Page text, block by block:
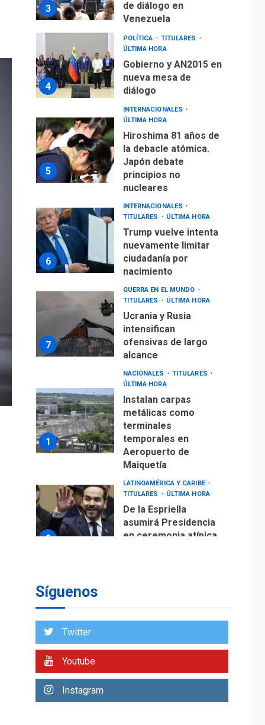
3
de diálogo en
Venezuela
4
POLÍTICA
TITULARES
ÚLTIMA HORA
Gobierno y AN2015 en
nueva mesa de
diálogo
5
INTERNACIONALES
ÚLTIMA HORA
Hiroshima 81 años de
la debacle atómica.
Japón debate
principios no
nucleares
6
INTERNACIONALES
TITULARES
ÚLTIMA HORA
Trump vuelve intenta
nuevamente limitar
ciudadanía por
nacimiento
7
GUERRA EN EL MUNDO
TITULARES
ÚLTIMA HORA
Ucrania y Rusia
intensifican
ofensivas de largo
alcance
1
NACIONALES
TITULARES
ÚLTIMA HORA
Instalan carpas
metálicas como
terminales
temporales en
Aeropuerto de
Maiquetía
2
LATINOAMÉRICA Y CARIBE
TITULARES
ÚLTIMA HORA
De la Espriella
asumirá Presidencia
en ceremonia atípica
3
de diálogo en
4
POLÍTICA
TITULARES
Gobierno y AN2015 en
diálogo
Síguenos
Twitter
Youtube
Instagram